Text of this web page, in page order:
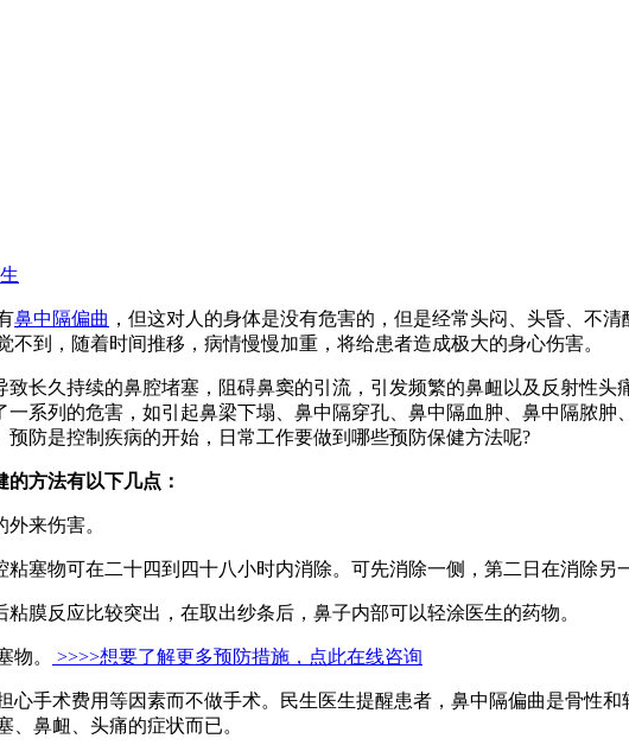
鼻中隔偏曲 ，但这对人的身体是没有危害的，但是经常头闷、头昏、不清
到，随着时间推移，病情慢慢加重，将给患者造成极大的身心伤害。
久持续的鼻腔堵塞，阻碍鼻窦的引流，引发频繁的鼻衄以及反射性头
一系列的危害，如引起鼻梁下塌、鼻中隔穿孔、鼻中隔血肿、鼻中隔脓肿
预防是控制疾病的开始，日常工作要做到哪些预防保健方法呢?
的方法有以下几点：
来伤害。
物可在二十四到四十八小时内消除。可先消除一侧，第二日在消除另
反应比较突出，在取出纱条后，鼻子内部可以轻涂医生的药物。
。 >>>>想要了解更多预防措施，点此在线咨询
术费用等因素而不做手术。民生医生提醒患者，鼻中隔偏曲是骨性和
鼻衄、头痛的症状而已。